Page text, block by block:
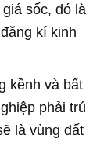
sốc, đó là
kí kinh
kềnh và bất
phải trú
là vùng đất